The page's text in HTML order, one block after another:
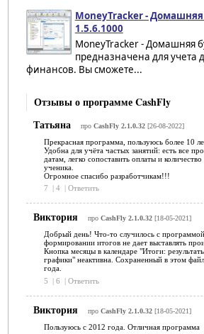
MoneyTracker - Домашняя
1.5.6.1000
MoneyTracker - Домашняя
предназначена для учета
финансов. Вы сможете...
Отзывы о программе CashFly
Татьяна
про CashFly 2.1.0.32[26-08-2022]
Прекрасная программа, пользуюсь более 10
Удобна для учёта частых занятий: есть все
датам, легко сопоставить оплаты и
ученика.
Огромное спасибо разработчикам!!!
7
4 Ответить
Виктория про CashFly 2.1.0.32[18-05-2021]
Добрый день! Что-то случилось с
формировании итогов не дает выставлять
Кнопка месяцы в календаре "Итоги:
графики" неактивна. Сохраненный в этом
года.
5
| 6 | Ответить
Виктория про CashFly 2.1.0.32[18-05-2021]
Пользуюсь с 2012 года. Отличная программа